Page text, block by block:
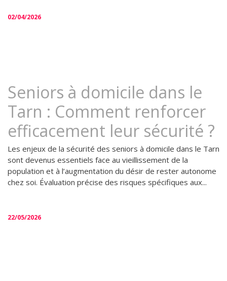
02/04/2026
Seniors à domicile dans le
Tarn : Comment renforcer
efficacement leur sécurité ?
Les enjeux de la sécurité des seniors à domicile dans le Tarn
sont devenus essentiels face au vieillissement de la
population et à l’augmentation du désir de rester autonome
chez soi. Évaluation précise des risques spécifiques aux...
22/05/2026